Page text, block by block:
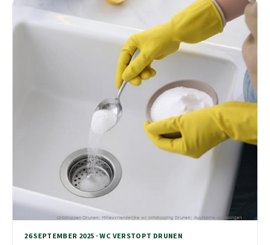
26 SEPTEMBER 2025 · WC VERSTOPT DRUNEN